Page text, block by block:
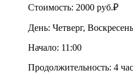
Стоимость: 2000 руб.₽
День: Четверг,
Начало: 11:00
Продолжительность: 4